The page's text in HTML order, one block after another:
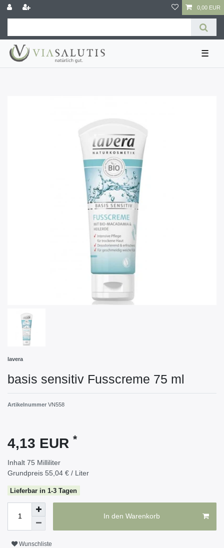
0,00 EUR
☰
lavera
basis sensitiv Fusscreme 75 ml
Artikelnummer VN558
4,13 EUR *
Inhalt 75 Milliliter
Grundpreis 55,04 € / Liter
Lieferbar in 1-3 Tagen
In den Warenkorb
Wunschliste